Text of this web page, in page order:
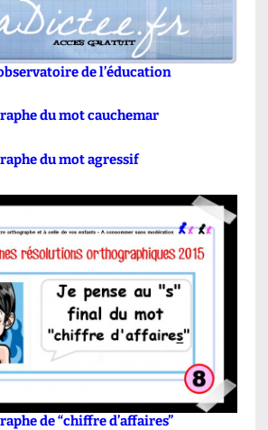
de l’éducation
du mot cauchemar
du mot agressif
de “chiffre d’affaires”